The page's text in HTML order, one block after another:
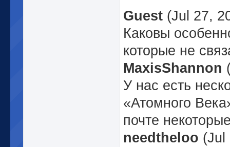
Guest (Jul 27,
Каковы
которые не
MaxisShannon
У нас есть
«Атомного
почте
needtheloo (Jul